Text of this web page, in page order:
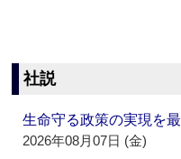
社説
生命守る政策の実現を
2026年08月07日 (金)